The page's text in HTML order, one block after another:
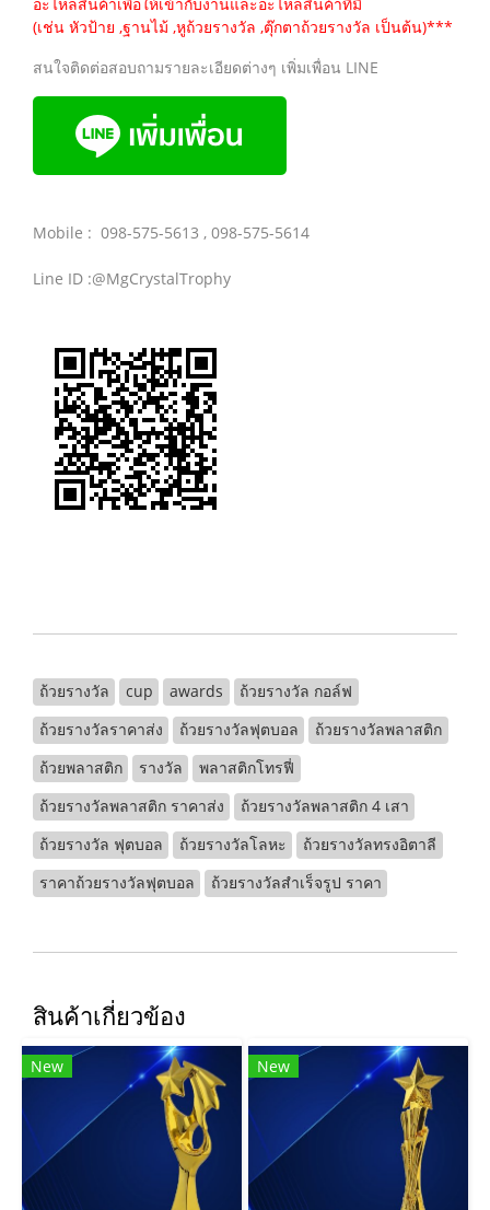
(เช่น หัวป้าย ,ฐานไม้ ,หูถ้วยรางวัล ,ตุ๊กตาถ้วยรางวัล เป็นต้น)***
สนใจติดต่อสอบถามรายละเอียดต่างๆ เพิ่มเพื่อน LINE
Mobile : 098-575-5613 , 098-575-5614
Line ID :@MgCrystalTrophy
ถ้วยรางวัล cup awards
ถ้วยรางวัล กอล์ฟ
ถ้วยรางวัลราคาส่ง
ถ้วยรางวัลฟุตบอล
ถ้วยรางวัลพลาสติก
ถ้วยพลาสติก
รางวัล
พลาสติกโทรฟี่
ถ้วยรางวัลพลาสติก ราคาส่ง
ถ้วยรางวัลพลาสติก 4 เสา
ถ้วยรางวัล ฟุตบอล
ถ้วยรางวัลโลหะ
ถ้วยรางวัลทรงอิตาลี
ราคาถ้วยรางวัลฟุตบอล
ถ้วยรางวัลสำเร็จรูป ราคา
สินค้าเกี่ยวข้อง
New New